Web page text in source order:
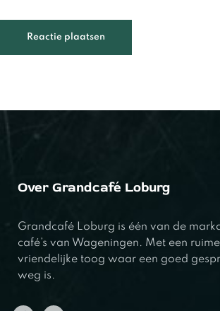
Over Grandcafé Loburg
Grandcafé Loburg is één van de
café’s van Wageningen. Met een
vriendelijke toog waar een goed
weg is.